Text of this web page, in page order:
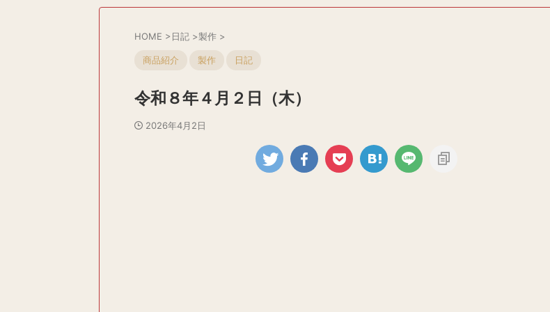
HOME >日記 >製作 >
商品紹介 製作 日記
令和８年４月２日（木）
2026年4月2日